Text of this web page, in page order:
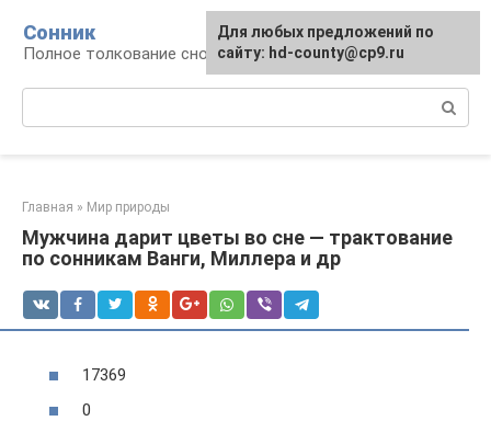
контенту
Сонник
Полное толкование снов
Главная » Мир природы
Мужчина дарит цветы во сне — трактование
по сонникам Ванги, Миллера и др
17369
0
Для любых предложений по
сайту: hd-county@cp9.ru